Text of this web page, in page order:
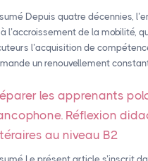
Depuis quatre décennies,
l’accroissement de la mobilité,
l’acquisition de
un renouvellement
les apprenants
Réflexion
au niveau B2